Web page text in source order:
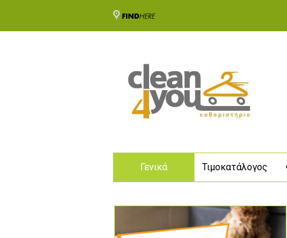
Γενικά Τιμοκατάλογος